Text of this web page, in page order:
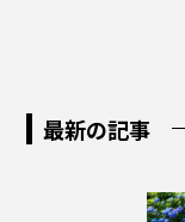
最新の記事